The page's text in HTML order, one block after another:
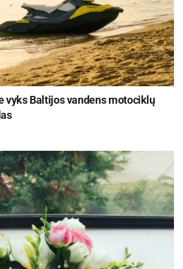
vyks Baltijos vandens motociklų